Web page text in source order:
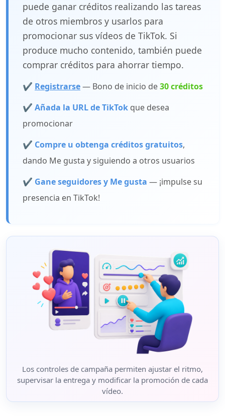
puede ganar créditos realizando las tareas
de otros miembros y usarlos para
promocionar sus vídeos de TikTok. Si
produce mucho contenido, también puede
comprar créditos para ahorrar tiempo.
✔️ Registrarse— Bono de inicio de30 créditos
✔️ Añada la URL de TikTok que desea
promocionar
✔️ Compre u obtenga créditos gratuitos,
dando Me gusta y siguiendo a otros usuarios
✔️ Gane seguidores y Me gusta — ¡impulse su
presencia en TikTok!
Los controles de campaña permiten ajustar el ritmo,
supervisar la entrega y modificar la promoción de cada
vídeo.